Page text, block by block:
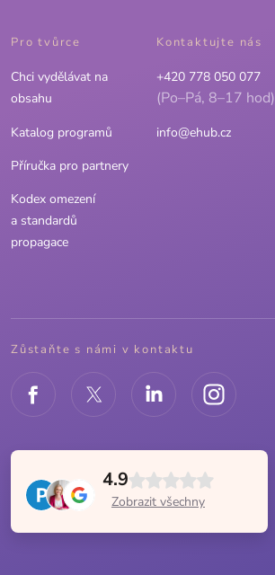
Pro tvůrce
Chci vydělávat na
obsahu
Katalog programů
Příručka pro partnery
Kodex omezení
a standardů
propagace
Kontaktujte nás
+420 778 050 077
(Po–Pá, 8–17 hod)
info@ehub.cz
Zůstaňte s námi v kontaktu
4.9
Zobrazit všechny